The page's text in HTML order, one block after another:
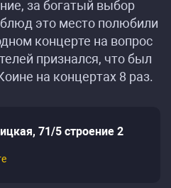
за богатый выбор
это место полюбили
концерте на вопрос
признался, что был
на концертах 8 раз.
71/5 строение 2